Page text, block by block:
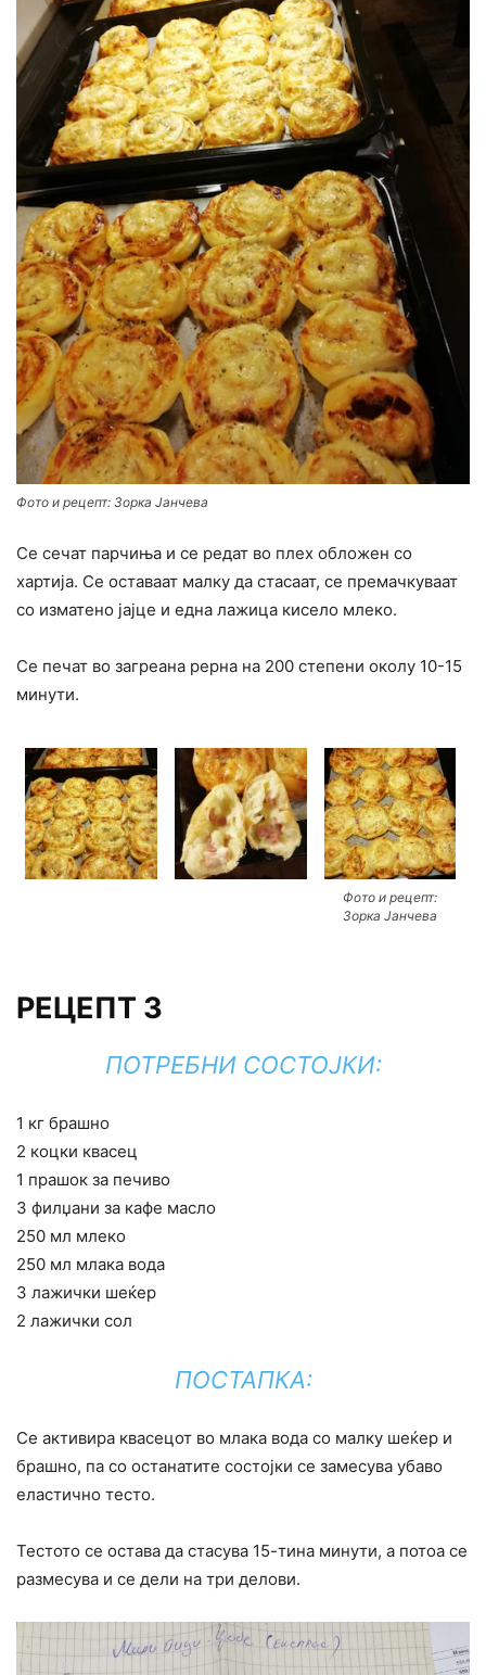
Фото и рецепт: Зорка Јанчева
Се сечат парчиња и се редат во плех обложен со
хартија. Се оставаат малку да стасаат, се премачкуваат
со изматено јајце и една лажица кисело млеко.
Се печат во загреана рерна на 200 степени околу 10-15
минути.
Фото и рецепт:
Зорка Јанчева
РЕЦЕПТ 3
ПОТРЕБНИ СОСТОЈКИ:
1 кг брашно
2 коцки квасец
1 прашок за печиво
3 филџани за кафе масло
250 мл млеко
250 мл млака вода
3 лажички шеќер
2 лажички сол
ПОСТАПКА:
Се активира квасецот во млака вода со малку шеќер и
брашно, па со останатите состојки се замесува убаво
еластично тесто.
Тестото се остава да стасува 15-тина минути, а потоа се
размесува и се дели на три делови.